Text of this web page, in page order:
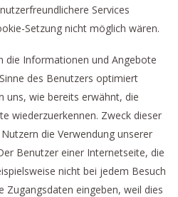
Services
Setzung nicht möglich wären.
die Informationen und Angebote
des Benutzers optimiert
uns, wie bereits erwähnt, die
wiederzuerkennen. Zweck dieser
die Verwendung unserer
Benutzer einer Internetseite, die
nicht bei jedem Besuch
Zugangsdaten eingeben, weil dies